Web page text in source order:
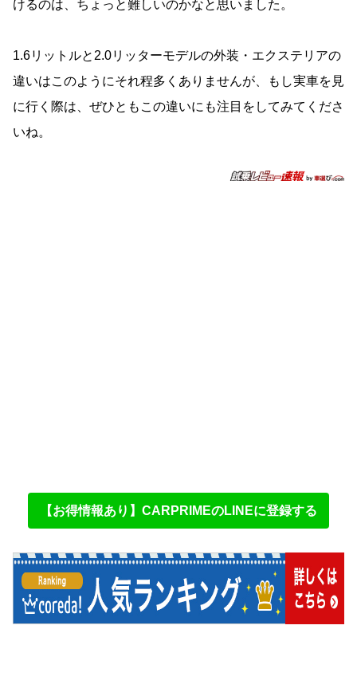
けるのは、ちょっと難しいのかなと思いました。
1.6リットルと2.0リッターモデルの外装・エクステリアの
違いはこのようにそれ程多くありませんが、もし実車を見
に行く際は、ぜひともこの違いにも注目をしてみてくださ
いね。
【お得情報あり】CARPRIMEのLINEに登録する